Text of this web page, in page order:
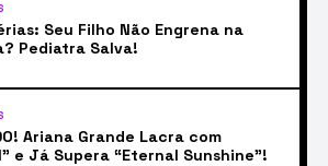
Seu Filho Não Engrena na
Pediatra Salva!
Ariana Grande Lacra com
e Já Supera “Eternal Sunshine”!